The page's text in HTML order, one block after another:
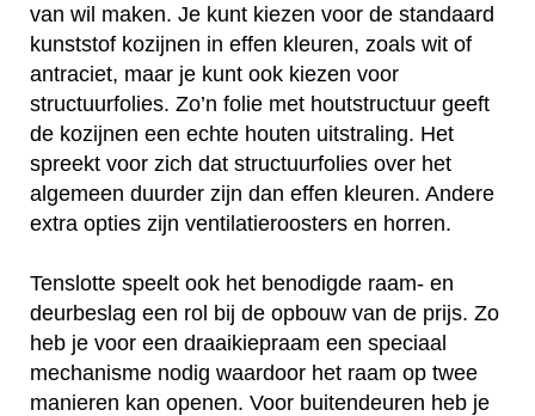
van wil maken. Je kunt kiezen voor de standaard
kunststof kozijnen in effen kleuren, zoals wit of
antraciet, maar je kunt ook kiezen voor
structuurfolies. Zo’n folie met houtstructuur geeft
de kozijnen een echte houten uitstraling. Het
spreekt voor zich dat structuurfolies over het
algemeen duurder zijn dan effen kleuren. Andere
extra opties zijn ventilatieroosters en horren.
Tenslotte speelt ook het benodigde raam- en
deurbeslag een rol bij de opbouw van de prijs. Zo
heb je voor een draaikiepraam een speciaal
mechanisme nodig waardoor het raam op twee
manieren kan openen. Voor buitendeuren heb je